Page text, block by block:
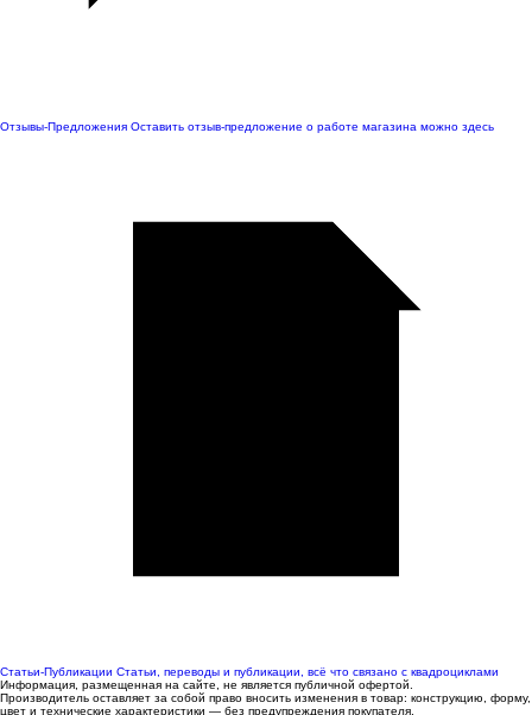
Отзывы-Предложения Оставить отзыв-предложение о работе магазина можно здесь
Статьи-Публикации Статьи, переводы и публикации, всё что связано с квадроциклами
Информация, размещенная на сайте, не является публичной офертой.
Производитель оставляет за собой право вносить изменения в товар: конструкцию, форму,
цвет и технические характеристики — без предупреждения покупателя.